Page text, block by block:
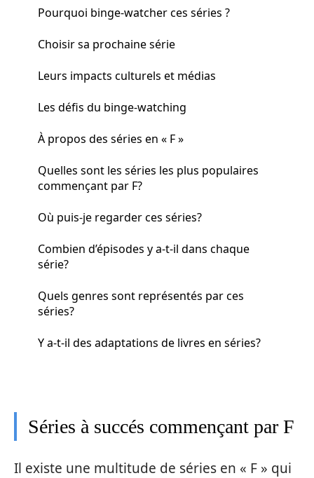
Pourquoi binge-watcher ces séries ?
Choisir sa prochaine série
Leurs impacts culturels et médias
Les défis du binge-watching
À propos des séries en « F »
Quelles sont les séries les plus populaires
commençant par F?
Où puis-je regarder ces séries?
Combien d’épisodes y a-t-il dans chaque
série?
Quels genres sont représentés par ces
séries?
Y a-t-il des adaptations de livres en séries?
Séries à succés commençant par F
Il existe une multitude de séries en « F » qui